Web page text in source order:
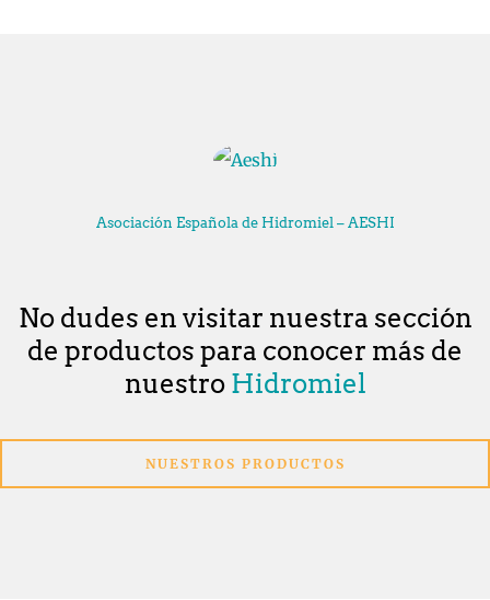
Asociación Española de Hidromiel – AESHI
No dudes en visitar nuestra sección
de productos para conocer más de
nuestro Hidromiel
NUESTROS PRODUCTOS